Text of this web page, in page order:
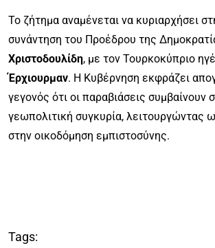
Το ζήτημα αναμένεται να κυριαρχήσει
συνάντηση του Προέδρου της
Χριστοδουλίδη, με τον Τουρκοκύπριο
Έρχιουρμαν. Η Κυβέρνηση εκφράζει
γεγονός ότι οι παραβιάσεις συμβαίνουν
γεωπολιτική συγκυρία, λειτουργώντας
στην οικοδόμηση εμπιστοσύνης.
Tags: